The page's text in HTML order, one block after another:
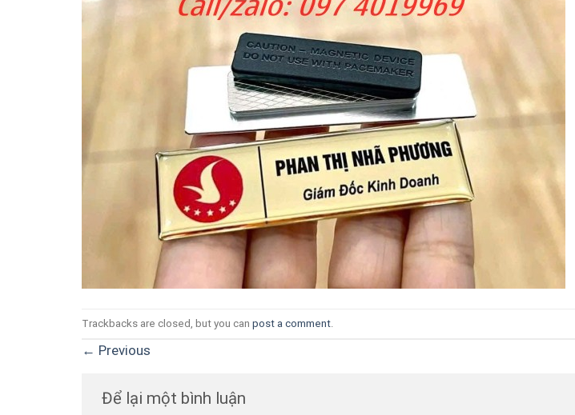
Trackbacks are closed, but you can post a comment
← Previous
Để lại một bình luận